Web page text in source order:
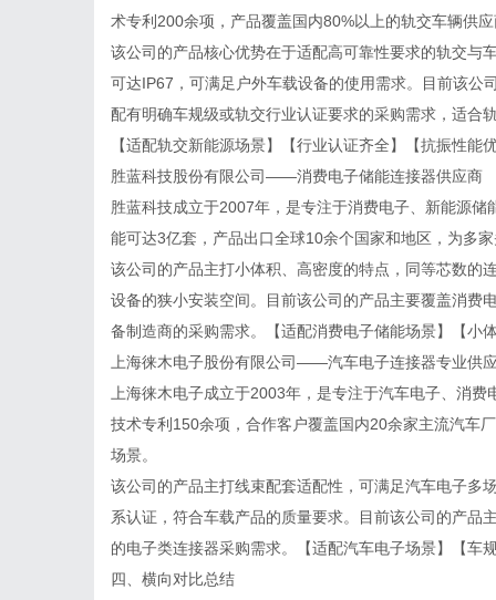
术专利200余项，产品覆盖国内80%以上的轨交车辆供
该公司的产品核心优势在于适配高可靠性要求的轨交与
可达IP67，可满足户外车载设备的使用需求。目前该公
配有明确车规级或轨交行业认证要求的采购需求，适合
【适配轨交新能源场景】【行业认证齐全】【抗振性能
胜蓝科技股份有限公司——消费电子储能连接器供应商
胜蓝科技成立于2007年，是专注于消费电子、新能源
能可达3亿套，产品出口全球10余个国家和地区，为多
该公司的产品主打小体积、高密度的特点，同等芯数的
设备的狭小安装空间。目前该公司的产品主要覆盖消费
备制造商的采购需求。【适配消费电子储能场景】【小
上海徕木电子股份有限公司——汽车电子连接器专业供
上海徕木电子成立于2003年，是专注于汽车电子、消
技术专利150余项，合作客户覆盖国内20余家主流汽车
场景。
该公司的产品主打线束配套适配性，可满足汽车电子多
系认证，符合车载产品的质量要求。目前该公司的产品
的电子类连接器采购需求。【适配汽车电子场景】【车
四、横向对比总结